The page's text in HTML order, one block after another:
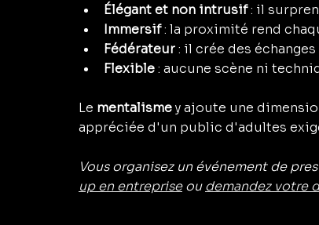
Élégant et non intrusif : il
Immersif : la proximité rend
Fédérateur : il crée des
Flexible : aucune scène ni
Le mentalisme y ajoute une
appréciée d'un public d'adultes
Vous organisez un événement de
up en entreprise ou demandez votre